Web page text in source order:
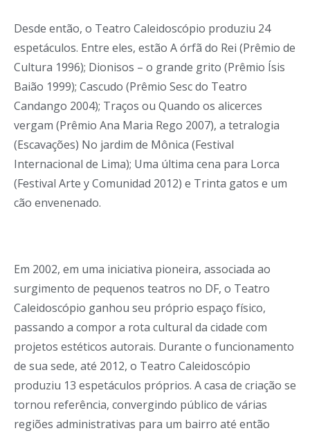
Desde então, o Teatro Caleidoscópio produziu 24
espetáculos. Entre eles, estão A órfã do Rei (Prêmio de
Cultura 1996); Dionisos – o grande grito (Prêmio Ísis
Baião 1999); Cascudo (Prêmio Sesc do Teatro
Candango 2004); Traços ou Quando os alicerces
vergam (Prêmio Ana Maria Rego 2007), a tetralogia
(Escavações) No jardim de Mônica (Festival
Internacional de Lima); Uma última cena para Lorca
(Festival Arte y Comunidad 2012) e Trinta gatos e um
cão envenenado.
Em 2002, em uma iniciativa pioneira, associada ao
surgimento de pequenos teatros no DF, o Teatro
Caleidoscópio ganhou seu próprio espaço físico,
passando a compor a rota cultural da cidade com
projetos estéticos autorais. Durante o funcionamento
de sua sede, até 2012, o Teatro Caleidoscópio
produziu 13 espetáculos próprios. A casa de criação se
tornou referência, convergindo público de várias
regiões administrativas para um bairro até então